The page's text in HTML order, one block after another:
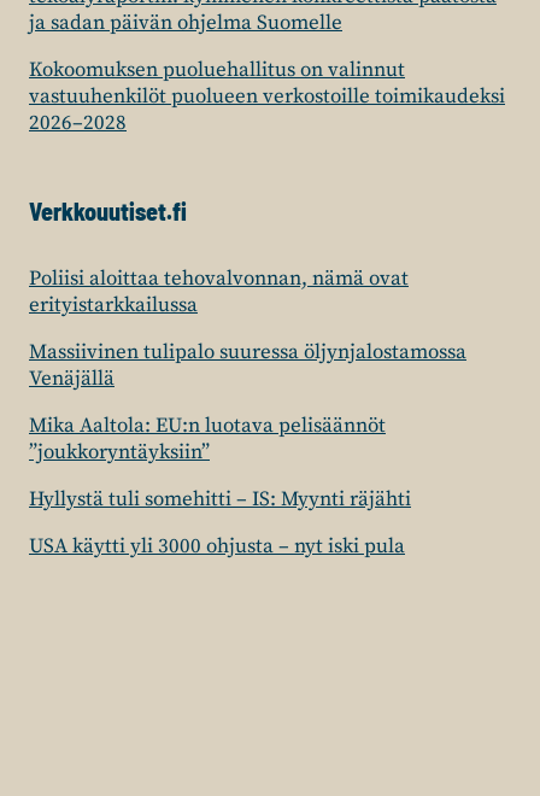
ja sadan päivän ohjelma Suomelle
Kokoomuksen puoluehallitus on valinnut
vastuuhenkilöt puolueen verkostoille toimikaudeksi
2026–2028
Verkkouutiset.fi
Poliisi aloittaa tehovalvonnan, nämä ovat
erityistarkkailussa
Massiivinen tulipalo suuressa öljynjalostamossa
Venäjällä
Mika Aaltola: EU:n luotava pelisäännöt
”joukkoryntäyksiin”
Hyllystä tuli somehitti – IS: Myynti räjähti
USA käytti yli 3000 ohjusta – nyt iski pula